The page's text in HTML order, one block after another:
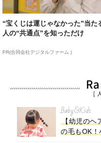
“宝くじは運じゃなかった”当た
人の“共通点”を知っただけ
PR(合同会社デジタルファーム )
[
Baby&Kids
【幼児のヘ
の毛もOK